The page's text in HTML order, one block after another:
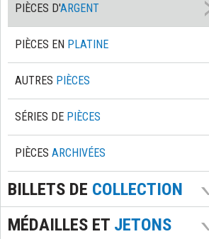
PIÈCES D'ARGENT
PIÈCES EN PLATINE
AUTRES PIÈCES
SÉRIES DE PIÈCES
PIÈCES ARCHIVÉES
BILLETS DE COLLECTION
MÉDAILLES ET JETONS